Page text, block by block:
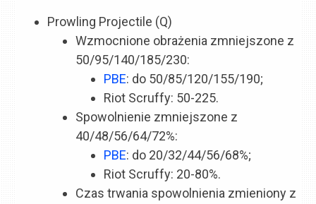
Prowling Projectile (Q)
Wzmocnione obrażenia zmniejszone z
50/95/140/185/230:
PBE: do 50/85/120/155/190;
Riot Scruffy: 50-225.
Spowolnienie zmniejszone z
40/48/56/64/72%:
PBE: do 20/32/44/56/68%;
Riot Scruffy: 20-80%.
Czas trwania spowolnienia zmieniony z